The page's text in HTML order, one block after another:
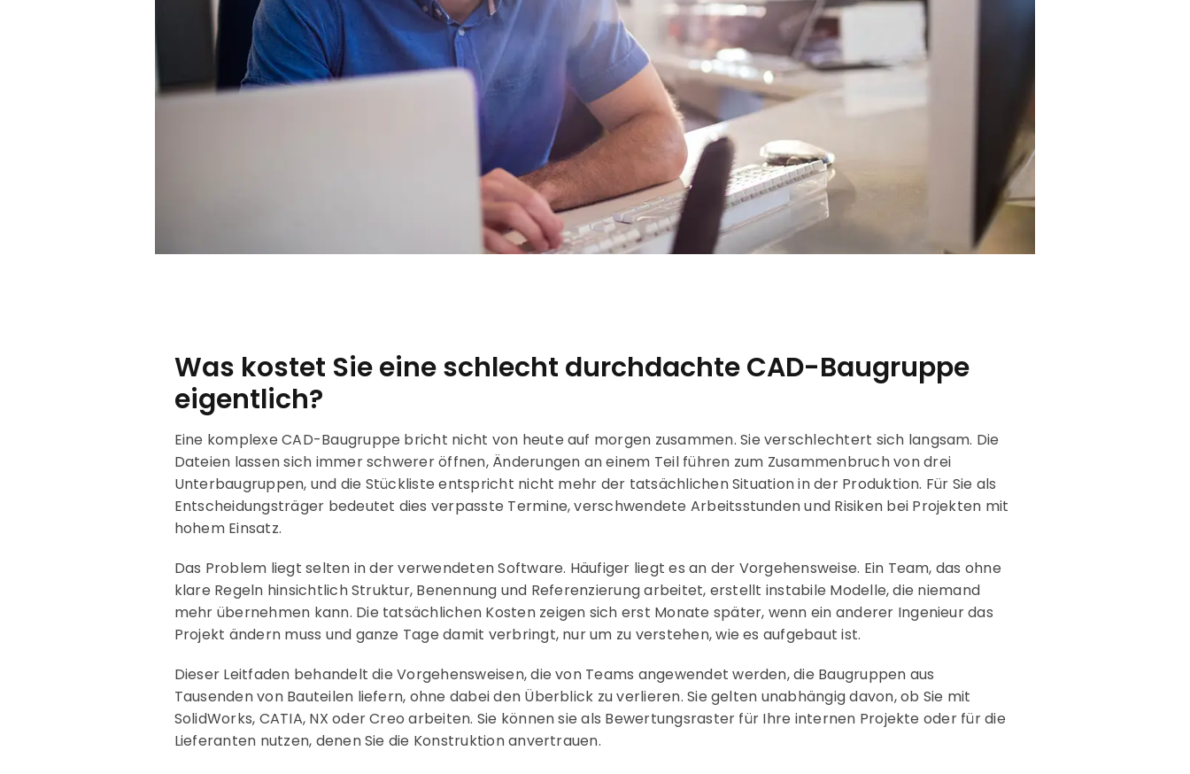
Was kostet Sie eine schlecht durchdachte CAD-Baugruppe
eigentlich?
Eine komplexe CAD-Baugruppe bricht nicht von heute auf morgen zusammen. Sie verschlechtert sich langsam. Die
Dateien lassen sich immer schwerer öffnen, Änderungen an einem Teil führen zum Zusammenbruch von drei
Unterbaugruppen, und die Stückliste entspricht nicht mehr der tatsächlichen Situation in der Produktion. Für Sie als
Entscheidungsträger bedeutet dies verpasste Termine, verschwendete Arbeitsstunden und Risiken bei Projekten mit
hohem Einsatz.
Das Problem liegt selten in der verwendeten Software. Häufiger liegt es an der Vorgehensweise. Ein Team, das ohne
klare Regeln hinsichtlich Struktur, Benennung und Referenzierung arbeitet, erstellt instabile Modelle, die niemand
mehr übernehmen kann. Die tatsächlichen Kosten zeigen sich erst Monate später, wenn ein anderer Ingenieur das
Projekt ändern muss und ganze Tage damit verbringt, nur um zu verstehen, wie es aufgebaut ist.
Dieser Leitfaden behandelt die Vorgehensweisen, die von Teams angewendet werden, die Baugruppen aus
Tausenden von Bauteilen liefern, ohne dabei den Überblick zu verlieren. Sie gelten unabhängig davon, ob Sie mit
SolidWorks, CATIA, NX oder Creo arbeiten. Sie können sie als Bewertungsraster für Ihre internen Projekte oder für die
Lieferanten nutzen, denen Sie die Konstruktion anvertrauen.